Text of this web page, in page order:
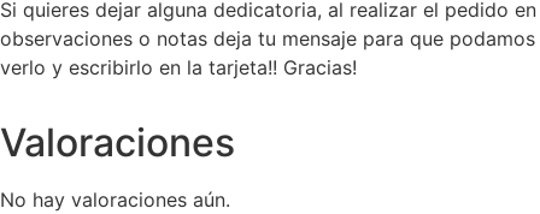
Si quieres dejar alguna dedicatoria, al realizar el pedido en
observaciones o notas deja tu mensaje para que podamos
verlo y escribirlo en la tarjeta!! Gracias!
Valoraciones
No hay valoraciones aún.